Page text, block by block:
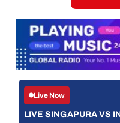
Live Now
LIVE SINGAPURA VS